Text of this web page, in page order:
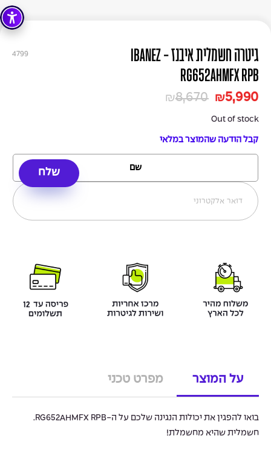
4799
גיטרה חשמלית איבנז - IBANEZ
RG652AHMFX RPB
₪8,670 ₪5,990
Out of stock
קבל הודעה שהמוצר במלאי
על המוצר מפרט טכני
בואו להפגין את יכולות הנגינה שלכם על ה-RG652AHMFX RPB.
חשמלית שהיא מחשמלת!